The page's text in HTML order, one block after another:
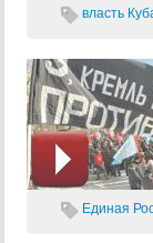
власть
Единая